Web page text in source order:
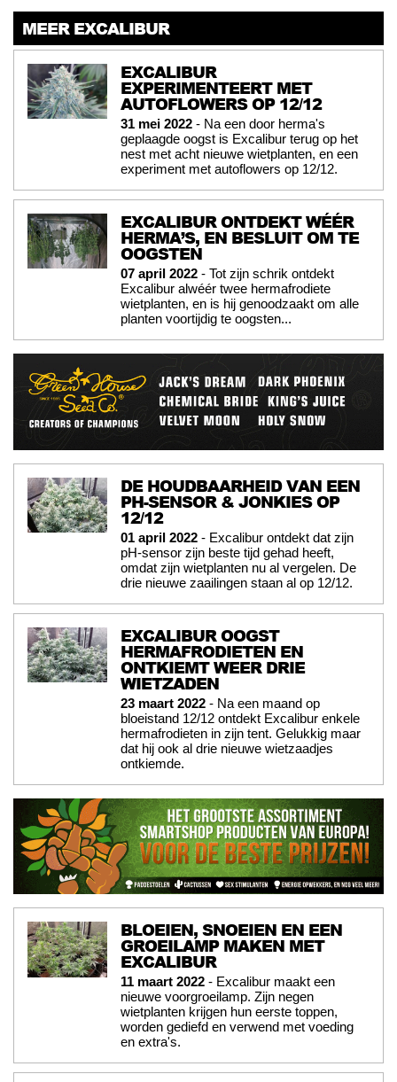
MEER EXCALIBUR
EXCALIBUR
EXPERIMENTEERT MET
AUTOFLOWERS OP 12/12
31 mei 2022 - Na een door herma's
geplaagde oogst is Excalibur terug op het
nest met acht nieuwe wietplanten, en een
experiment met autoflowers op 12/12.
EXCALIBUR ONTDEKT WÉÉR
HERMA’S, EN BESLUIT OM TE
OOGSTEN
07 april 2022 - Tot zijn schrik ontdekt
Excalibur alwéér twee hermafrodiete
wietplanten, en is hij genoodzaakt om alle
planten voortijdig te oogsten...
DE HOUDBAARHEID VAN EEN
PH-SENSOR & JONKIES OP
12/12
01 april 2022 - Excalibur ontdekt dat zijn
pH-sensor zijn beste tijd gehad heeft,
omdat zijn wietplanten nu al vergelen. De
drie nieuwe zaailingen staan al op 12/12.
EXCALIBUR OOGST
HERMAFRODIETEN EN
ONTKIEMT WEER DRIE
WIETZADEN
23 maart 2022 - Na een maand op
bloeistand 12/12 ontdekt Excalibur enkele
hermafrodieten in zijn tent. Gelukkig maar
dat hij ook al drie nieuwe wietzaadjes
ontkiemde.
BLOEIEN, SNOEIEN EN EEN
GROEILAMP MAKEN MET
EXCALIBUR
11 maart 2022 - Excalibur maakt een
nieuwe voorgroeilamp. Zijn negen
wietplanten krijgen hun eerste toppen,
worden gediefd en verwend met voeding
en extra's.